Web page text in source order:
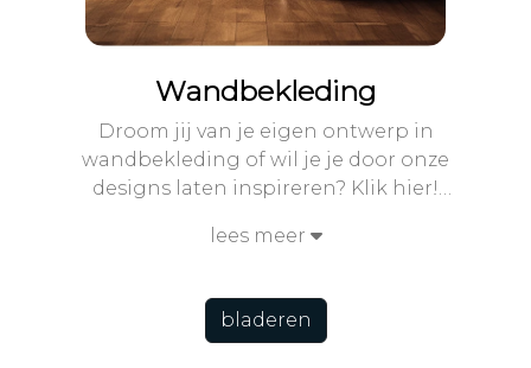
Wandbekleding
Droom jij van je eigen ontwerp in
wandbekleding of wil je je door onze
designs laten inspireren? Klik hier!
eindeloze mogelijkheden vind je in onze
lees meer
bladeren